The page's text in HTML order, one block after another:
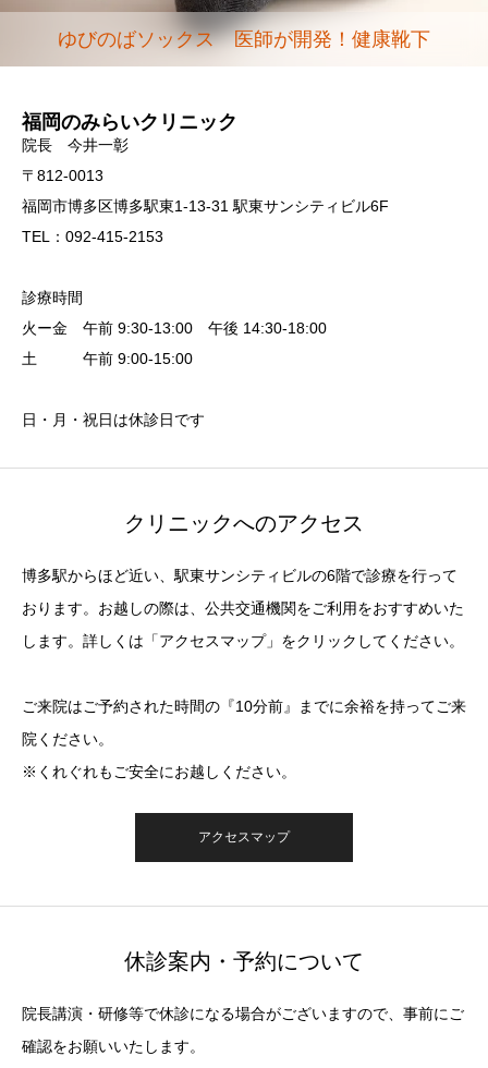
ゆびのばソックス 医師が開発！健康靴下
福岡のみらいクリニック
院長 今井一彰
〒812-0013
福岡市博多区博多駅東1-13-31 駅東サンシティビル6F
TEL：092-415-2153
診療時間
火ー金 午前 9:30-13:00 午後 14:30-18:00
土 午前 9:00-15:00
日・月・祝日は休診日です
クリニックへのアクセス
博多駅からほど近い、駅東サンシティビルの6階で診療を行って
おります。お越しの際は、公共交通機関をご利用をおすすめいた
します。詳しくは「アクセスマップ」をクリックしてください。
ご来院はご予約された時間の『10分前』までに余裕を持ってご来
院ください。
※くれぐれもご安全にお越しください。
アクセスマップ
休診案内・予約について
院長講演・研修等で休診になる場合がございますので、事前にご
確認をお願いいたします。